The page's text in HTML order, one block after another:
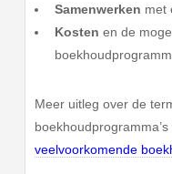
Samenwerken met
Kosten en de
Meer uitleg over de
veelvoorkomende